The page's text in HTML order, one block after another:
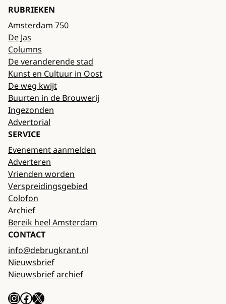
RUBRIEKEN
Amsterdam 750
De Jas
Columns
De veranderende stad
Kunst en Cultuur in Oost
De weg kwijt
Buurten in de Brouwerij
Ingezonden
Advertorial
SERVICE
Evenement aanmelden
Adverteren
Vrienden worden
Verspreidingsgebied
Colofon
Archief
Bereik heel Amsterdam
CONTACT
info@debrugkrant.nl
Nieuwsbrief
Nieuwsbrief archief
InstagramFacebook X